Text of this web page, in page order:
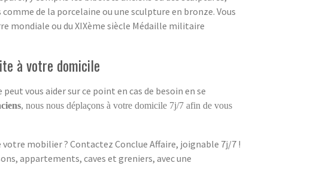
de la porcelaine ou une sculpture en bronze. Vous
mondiale ou du XIXème siècle Médaille militaire
à votre domicile
vous aider sur ce point en cas de besoin en se
, nous nous déplaçons à votre domicile 7j/7 afin de vous
mobilier ? Contactez Conclue Affaire, joignable 7j/7 !
appartements, caves et greniers, avec une